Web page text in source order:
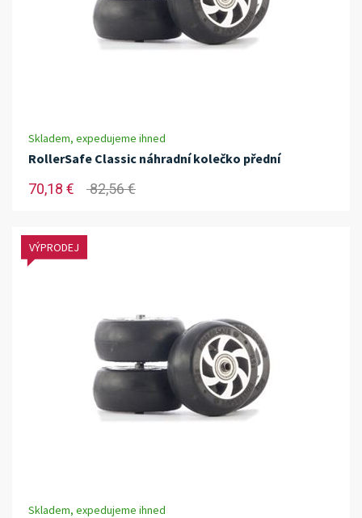
Skladem, expedujeme ihned
RollerSafe Classic náhradní kolečko přední
70,18 € 82,56 €
VÝPRODEJ
Skladem, expedujeme ihned